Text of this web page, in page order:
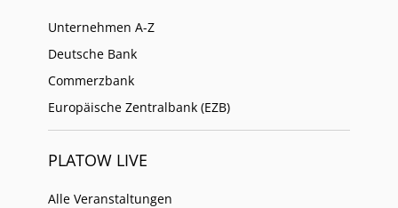
Unternehmen A-Z
Deutsche Bank
Commerzbank
Europäische Zentralbank (EZB)
PLATOW LIVE
Alle Veranstaltungen